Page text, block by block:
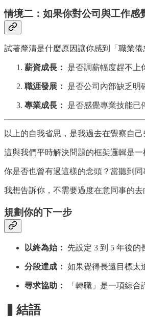
情境二：如果你對公司與工作感
試著釐清是什麼原因讓你感到「職業倦
薪資成長： 是否調薪幅度趕不上
職涯發展： 是否公司內部缺乏明
專業成長： 是否感覺專業技能已
以上的自我省思，是我過去在覺察自
這與我們平時解決問題的框架邏輯是
你是否也曾有過這樣的念頭？當聽到
我想告訴你，不需要過度在意同事的
規劃你的下一步
以終為始： 先設定 3 到 5 年後
分段達成： 如果覺得長遠目標太
尋求協助： 「轉職」是一項綜
▍結語